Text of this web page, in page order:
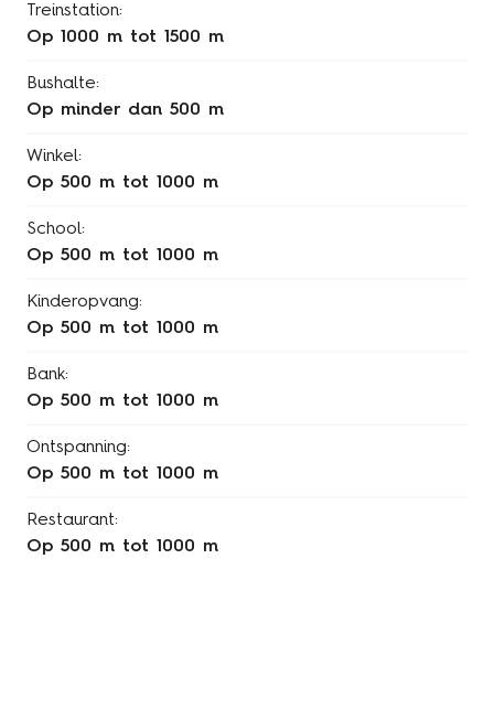
Treinstation:
op 1000 m tot 1500 m
Bushalte:
op minder dan 500 m
Winkel:
op 500 m tot 1000 m
School:
op 500 m tot 1000 m
Kinderopvang:
op 500 m tot 1000 m
Bank:
op 500 m tot 1000 m
Ontspanning:
op 500 m tot 1000 m
Restaurant:
op 500 m tot 1000 m